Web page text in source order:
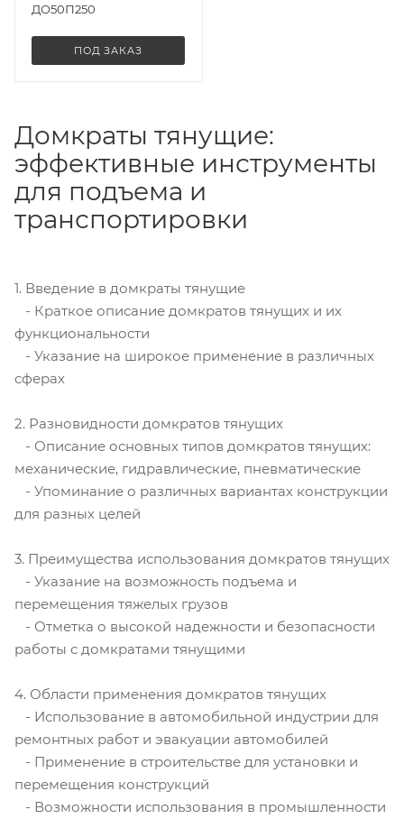
ДО50П250
ПОД ЗАКАЗ
Домкраты тянущие:
эффективные инструменты
для подъема и
транспортировки
1. Введение в домкраты тянущие
- Краткое описание домкратов тянущих и их
функциональности
- Указание на широкое применение в различных
сферах
2. Разновидности домкратов тянущих
- Описание основных типов домкратов тянущих:
механические, гидравлические, пневматические
- Упоминание о различных вариантах конструкции
для разных целей
3. Преимущества использования домкратов тянущих
- Указание на возможность подъема и
перемещения тяжелых грузов
- Отметка о высокой надежности и безопасности
работы с домкратами тянущими
4. Области применения домкратов тянущих
- Использование в автомобильной индустрии для
ремонтных работ и эвакуации автомобилей
- Применение в строительстве для установки и
перемещения конструкций
- Возможности использования в промышленности